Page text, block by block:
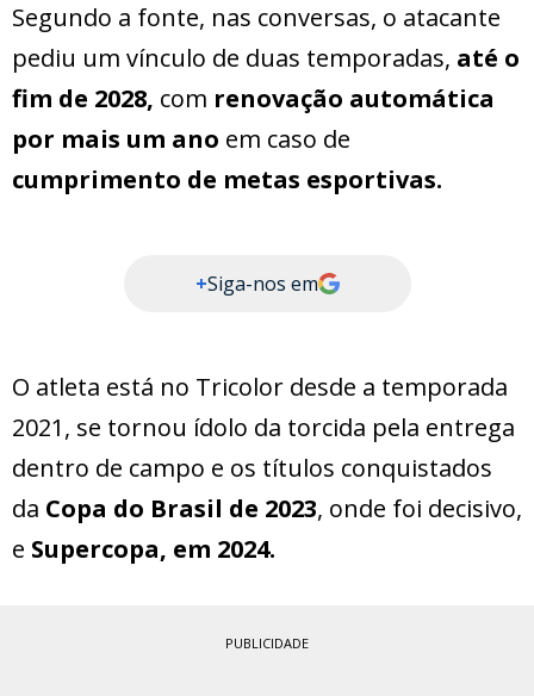
Segundo a fonte, nas conversas, o atacante
pediu um vínculo de duas temporadas, até o
fim de 2028, com renovação automática
por mais um ano em caso de
cumprimento de metas esportivas.
+Siga-nos em
O atleta está no Tricolor desde a temporada
2021, se tornou ídolo da torcida pela entrega
dentro de campo e os títulos conquistados
da Copa do Brasil de 2023, onde foi decisivo,
e Supercopa, em 2024.
PUBLICIDADE